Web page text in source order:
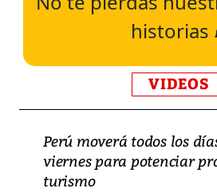
historias
VIDEOS
Perú moverá todos los
viernes para potenciar
turismo